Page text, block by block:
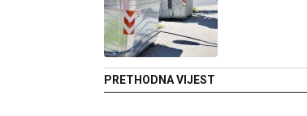
PRETHODNA VIJEST